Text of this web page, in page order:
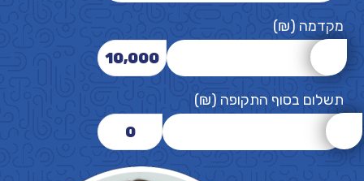
מקדמה (₪)
10,000
תשלום בסוף התקופה (₪)
0